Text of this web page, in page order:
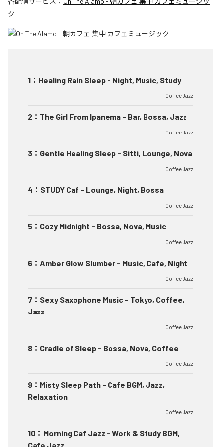
ク
1 ： Healing Rain Sleep - Night, Music, Study
Coffee Jazz
2 ： The Girl From Ipanema - Bar, Bossa, Jazz
Coffee Jazz
3 ： Gentle Healing Sleep - Sitti, Lounge, Nova
Coffee Jazz
4 ： STUDY Caf - Lounge, Night, Bossa
Coffee Jazz
5 ： Cozy Midnight - Bossa, Nova, Music
Coffee Jazz
6 ： Amber Glow Slumber - Music, Cafe, Night
Coffee Jazz
7 ： Sexy Saxophone Music - Tokyo, Coffee,
Jazz
Coffee Jazz
8 ： Cradle of Sleep - Bossa, Nova, Coffee
Coffee Jazz
9 ： Misty Sleep Path - Cafe BGM, Jazz,
Relaxation
Coffee Jazz
10 ： Morning Caf Jazz - Work & Study BGM,
Cafe Jazz